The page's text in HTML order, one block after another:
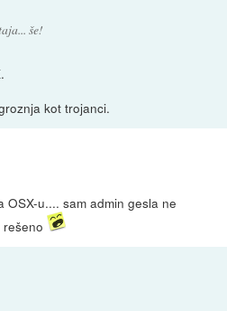
še!
kot trojanci.
u.... sam admin gesla ne